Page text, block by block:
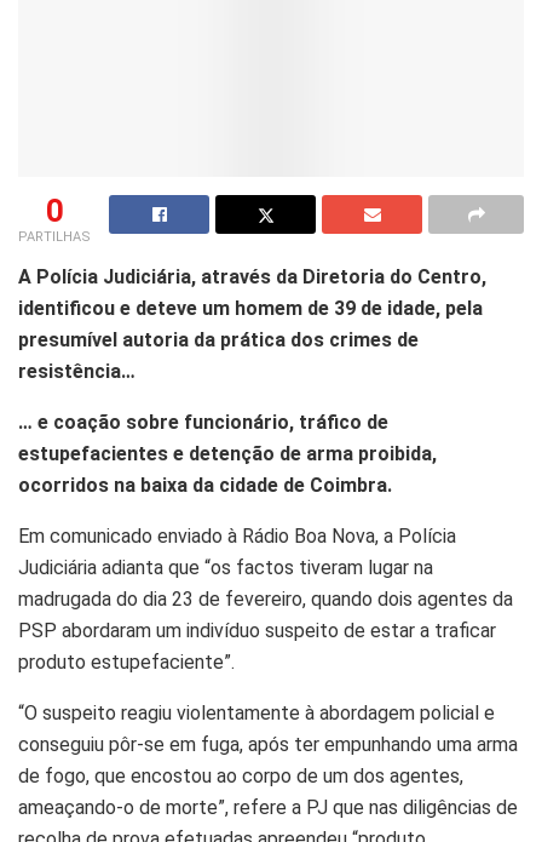
0
PARTILHAS
A Polícia Judiciária, através da Diretoria do Centro,
identificou e deteve um homem de 39 de idade, pela
presumível autoria da prática dos crimes de
resistência…
… e coação sobre funcionário, tráfico de
estupefacientes e detenção de arma proibida,
ocorridos na baixa da cidade de Coimbra.
Em comunicado enviado à Rádio Boa Nova, a Polícia
Judiciária adianta que “os factos tiveram lugar na
madrugada do dia 23 de fevereiro, quando dois agentes da
PSP abordaram um indivíduo suspeito de estar a traficar
produto estupefaciente”.
“O suspeito reagiu violentamente à abordagem policial e
conseguiu pôr-se em fuga, após ter empunhando uma arma
de fogo, que encostou ao corpo de um dos agentes,
ameaçando-o de morte”, refere a PJ que nas diligências de